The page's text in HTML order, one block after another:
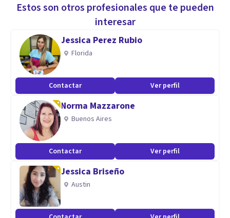
Estos son otros profesionales que te pueden
interesar
Jessica Perez Rubio
Florida
Contactar Ver perfil
Norma Mazzarone
Buenos Aires
Contactar Ver perfil
Jessica Briseño
Austin